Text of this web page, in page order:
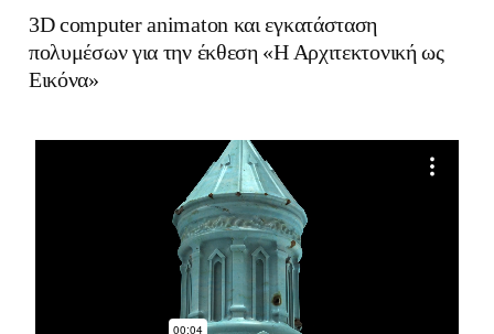
3D computer animaton και εγκατάσταση
πολυμέσων για την έκθεση «Η Αρχιτεκτονική ως
Εικόνα»